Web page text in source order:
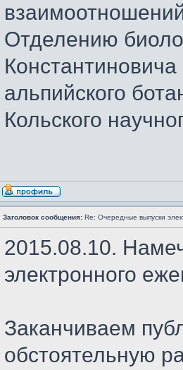
Отделению
альпийского
Кольского
Заголовок сообщения: Re: Очередные выпуски
2015.08.10.
электронного
Заканчиваем
обстоятельную